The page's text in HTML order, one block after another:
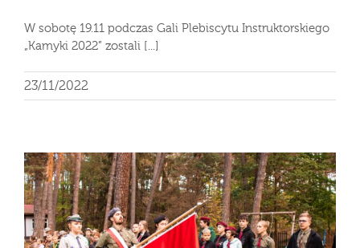
W sobotę 19.11 podczas Gali Plebiscytu Instruktorskiego
„Kamyki 2022” zostali [...]
23/11/2022